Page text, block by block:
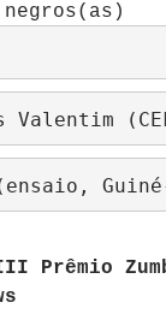
(ensaio,
Prêmio